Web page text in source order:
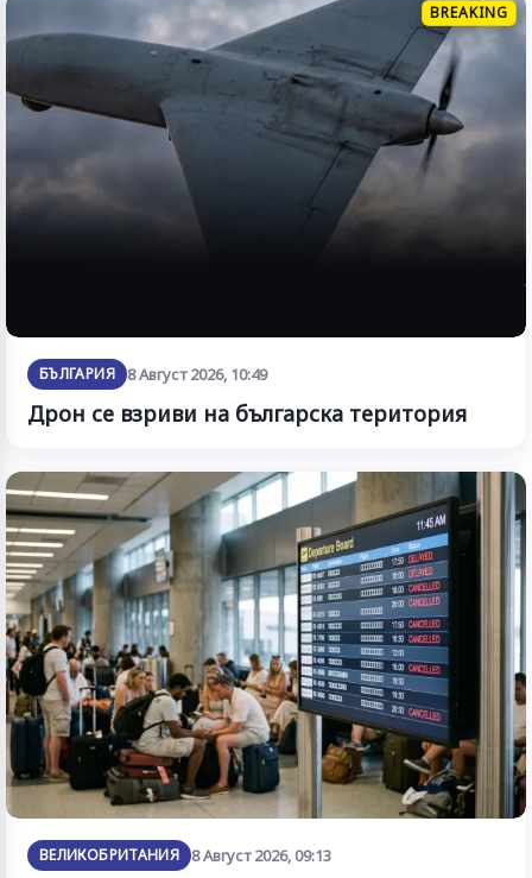
BREAKING
БЪЛГАРИЯ 8 Август 2026, 10:49
Дрон се взриви на българска територия
ВЕЛИКОБРИТАНИЯ 8 Август 2026, 09:13